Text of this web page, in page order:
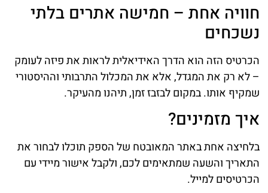
חוויה אחת – חמישה אתרים בלתי
נשכחים
הכרטיס הזה הוא הדרך האידיאלית לראות את פיזה לעומק
– לא רק את המגדל, אלא את המכלול התרבותי וההיסטורי
שמקיף אותו. במקום לבזבז זמן, תיהנו מהעיקר.
איך מזמינים?
בלחיצה אחת באתר המאובטח של הספק תוכלו לבחור את
התאריך והשעה שמתאימים לכם, ולקבל אישור מיידי עם
הכרטיסים למייל.